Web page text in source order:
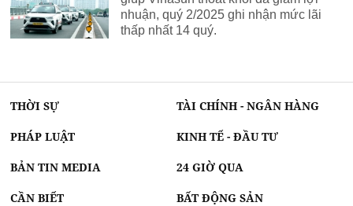
nhuận, quý 2/2025 ghi nhận mức lãi
thấp nhất 14 quý.
THỜI SỰ TÀI CHÍNH - NGÂN HÀNG
PHÁP LUẬT KINH TẾ - ĐẦU TƯ
BẢN TIN MEDIA 24 GIỜ QUA
CẦN BIẾT BẤT ĐỘNG SẢN